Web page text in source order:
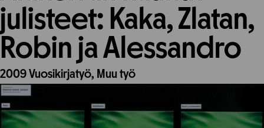
julisteet: Kaka, Zlatan,
Robin ja Alessandro
2009Vuosikirjatyö, Muu työ